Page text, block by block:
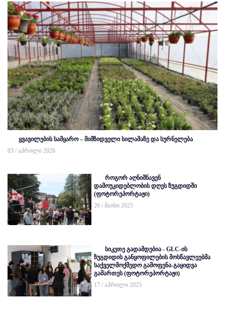
ყვავილების სამყარო – მიმზიდველი სილამაზე და სურნელება
03 / აპრილი 2026
როგორ აღნიშნავენ
დამოუკიდებლობის დღეს ზუგდიდში
(ფოტორეპორტაჟი)
26 / მაისი 2025
სიკეთე გადამდებია - GLC-ის
ზუგდიდის განყოფილების მოსწავლეებმა
საქველმოქმედო გამოფენა-გაყიდვა
გამართეს (ფოტორეპორტაჟი)
17 / აპრილი 2025